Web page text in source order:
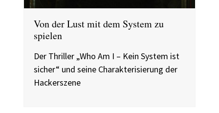
Von der Lust mit dem System zu
spielen
Der Thriller „Who Am I – Kein System ist
sicher“ und seine Charakterisierung der
Hackerszene